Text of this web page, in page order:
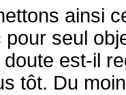
ainsi
seul
est-il
tôt. Du